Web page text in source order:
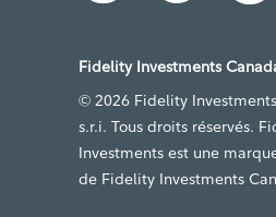
Fidelity Investments
© 2026 Fidelity
s.r.i. Tous droits réservés.
Investments est une
de Fidelity Investments